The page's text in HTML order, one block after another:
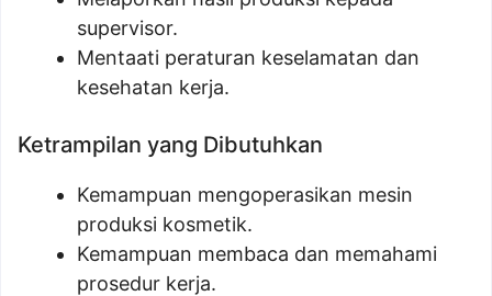
supervisor.
Mentaati peraturan keselamatan dan
kesehatan kerja.
Ketrampilan yang Dibutuhkan
Kemampuan mengoperasikan mesin
produksi kosmetik.
Kemampuan membaca dan memahami
prosedur kerja.